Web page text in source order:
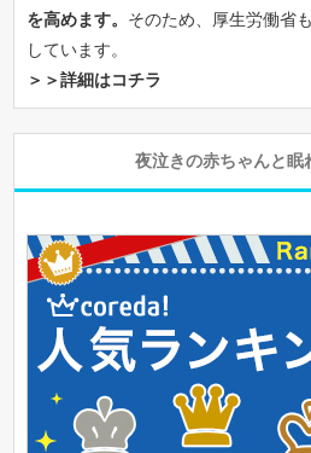
を高めます。 そのため、厚生労働省
しています。
＞＞詳細はコチラ
夜泣きの赤ちゃんと眠